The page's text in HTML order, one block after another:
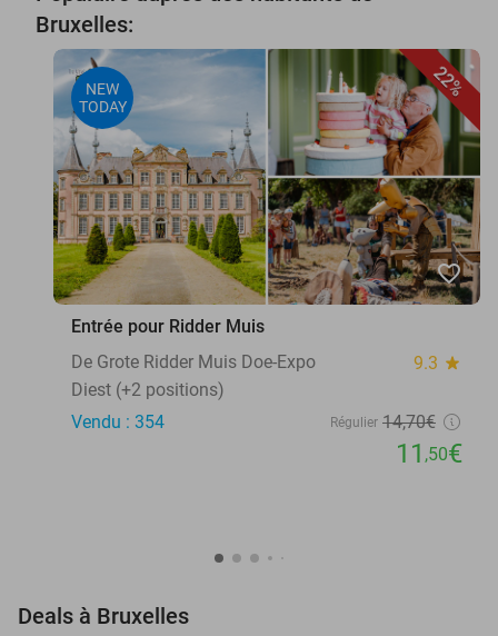
Bruxelles:
22%
NEW
TODAY
favorite_border
Entrée pour Ridder Muis
De Grote Ridder Muis Doe-Expo
9.3 star
Diest (+2 positions)
Vendu : 354
Régulier 14,70€
11 ,50€
Deals à Bruxelles